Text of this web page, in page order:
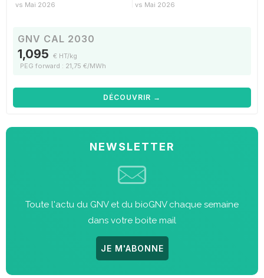
vs Mai 2026 vs Mai 2026
GNV CAL 2030
1,095 € HT/kg
PEG forward : 21,75 €/MWh
DÉCOUVRIR →
NEWSLETTER
Toute l'actu du GNV et du bioGNV chaque semaine
dans votre boite mail
JE M'ABONNE